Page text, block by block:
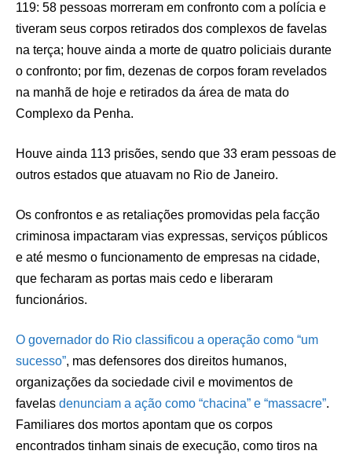
119: 58 pessoas morreram em confronto com a polícia e
tiveram seus corpos retirados dos complexos de favelas
na terça; houve ainda a morte de quatro policiais durante
o confronto; por fim, dezenas de corpos foram revelados
na manhã de hoje e retirados da área de mata do
Complexo da Penha.
Houve ainda 113 prisões, sendo que 33 eram pessoas de
outros estados que atuavam no Rio de Janeiro.
Os confrontos e as retaliações promovidas pela facção
criminosa impactaram vias expressas, serviços públicos
e até mesmo o funcionamento de empresas na cidade,
que fecharam as portas mais cedo e liberaram
funcionários.
O governador do Rio classificou a operação como “um
sucesso”, mas defensores dos direitos humanos,
organizações da sociedade civil e movimentos de
favelas denunciam a ação como “chacina” e “massacre”.
Familiares dos mortos apontam que os corpos
encontrados tinham sinais de execução, como tiros na